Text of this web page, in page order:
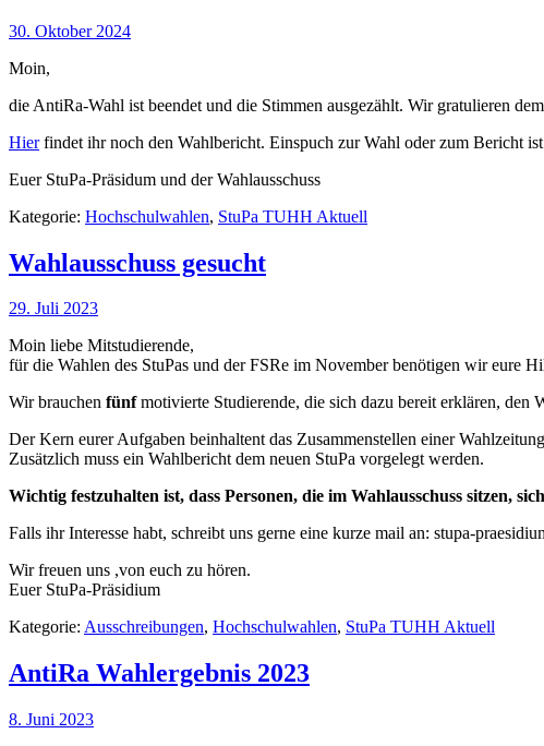
30. Oktober 2024
Moin,
die AntiRa-Wahl ist beendet und die Stimmen ausgezählt. Wir gratulieren
Hierfindet ihr noch den Wahlbericht. Einspuch zur Wahl oder zum Bericht
Euer StuPa-Präsidum und der Wahlausschuss
Kategorie: Hochschulwahlen, StuPa TUHH Aktuell
Wahlausschuss gesucht
29. Juli 2023
Moin liebe Mitstudierende,
für die Wahlen des StuPas und der FSRe im November benötigen wir eure
Wir brauchen fünfmotivierte Studierende, die sich dazu bereit erklären, den
Der Kern eurer Aufgaben beinhaltent das Zusammenstellen einer
Zusätzlich muss ein Wahlbericht dem neuen StuPa vorgelegt werden.
Wichtig festzuhalten ist, dass Personen, die im Wahlausschuss sitzen,
Falls ihr Interesse habt, schreibt uns gerne eine kurze mail an: stupa-
Wir freuen uns ,von euch zu hören.
Euer StuPa-Präsidium
Kategorie: Ausschreibungen, Hochschulwahlen, StuPa TUHH Aktuell
AntiRa Wahlergebnis 2023
8. Juni 2023